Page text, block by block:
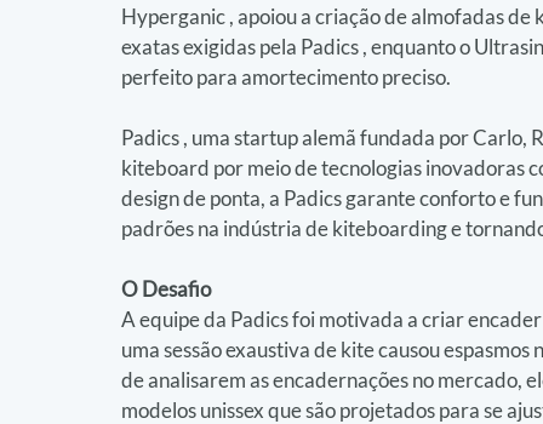
Hyperganic , apoiou a criação de almofadas
exatas exigidas pela Padics , enquanto o
perfeito para amortecimento preciso.
Padics , uma startup alemã fundada por Carlo,
kiteboard por meio de tecnologias inovadoras
design de ponta, a Padics garante conforto e
padrões na indústria de kiteboarding e
O Desafio
A equipe da Padics foi motivada a criar
uma sessão exaustiva de kite causou
de analisarem as encadernações no mercado,
modelos unissex que são projetados para se